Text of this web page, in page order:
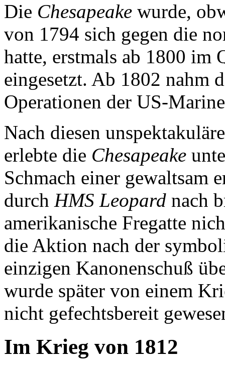
Die Chesapeake wurde,
von 1794 sich gegen die
hatte, erstmals ab 1800 im
eingesetzt. Ab 1802 nahm
Operationen der US-
Nach diesen
erlebte die Chesapeake
Schmach einer gewaltsam
durch HMS Leopard nach
amerikanische Fregatte
die Aktion nach der
einzigen Kanonenschuß
wurde später von einem
nicht gefechtsbereit
Im Krieg von 1812